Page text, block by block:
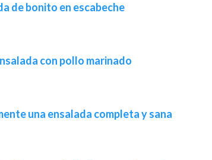
de bonito en escabeche
con pollo marinado
una ensalada completa y sana